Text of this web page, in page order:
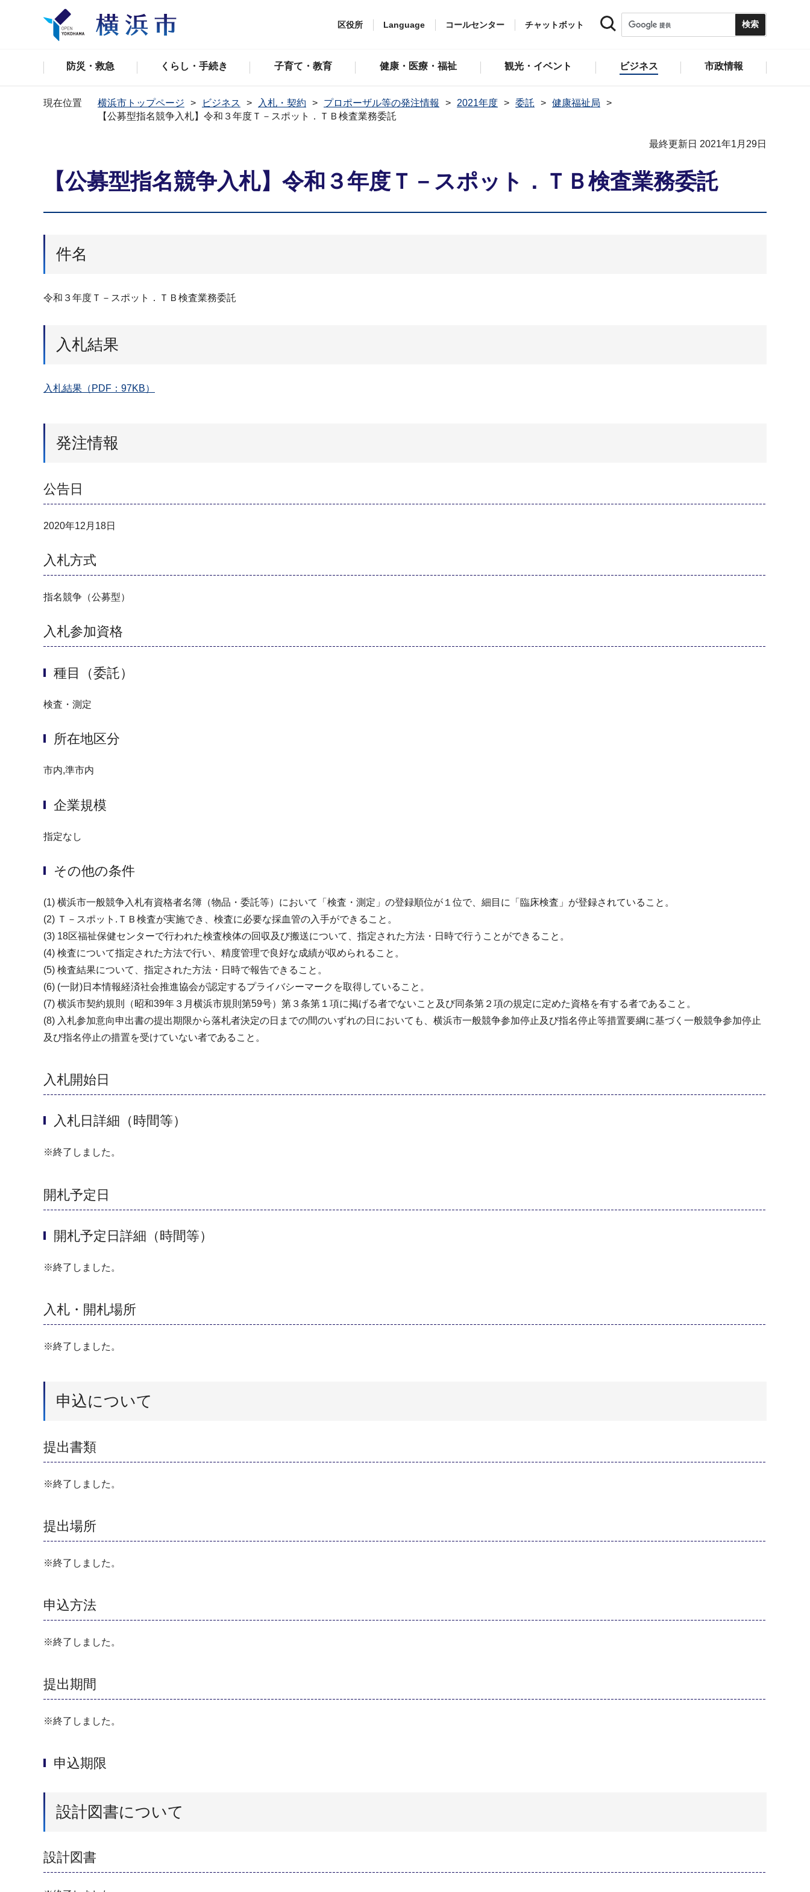
区役所 Language コールセンター チャットボット
防災・救急 くらし・手続き 子育て・教育 健康・医療・福祉 観光・イベント ビジネス 市政情報
現在位置 横浜市トップページ ビジネス 入札・契約 プロポーザル等の発注情報 2021年度 委託
健康福祉局
【公募型指名競争入札】令和３年度Ｔ－スポット．ＴＢ検査業務委託
最終更新日 2021年1月29日
【公募型指名競争入札】令和３年度Ｔ－スポット．ＴＢ検査業務委託
件名
令和３年度Ｔ－スポット．ＴＢ検査業務委託
入札結果
入札結果（PDF：97KB）
発注情報
公告日
2020年12月18日
入札方式
指名競争（公募型）
入札参加資格
種目（委託）
検査・測定
所在地区分
市内,準市内
企業規模
指定なし
その他の条件
(1) 横浜市一般競争入札有資格者名簿（物品・委託等）において「検査・測定」の登録順位が１位で、細目に「臨床検査」が登録されていること。
(2) Ｔ－スポット.ＴＢ検査が実施でき、検査に必要な採血管の入手ができること。
(3) 18区福祉保健センターで行われた検査検体の回収及び搬送について、指定された方法・日時で行うことができること。
(4) 検査について指定された方法で行い、精度管理で良好な成績が収められること。
(5) 検査結果について、指定された方法・日時で報告できること。
(6) (一財)日本情報経済社会推進協会が認定するプライバシーマークを取得していること。
(7) 横浜市契約規則（昭和39年３月横浜市規則第59号）第３条第１項に掲げる者でないこと及び同条第２項の規定に定めた資格を有する者であること。
(8) 入札参加意向申出書の提出期限から落札者決定の日までの間のいずれの日においても、横浜市一般競争参加停止及び指名停止等措置要綱に基づく一般競争参加停止
及び指名停止の措置を受けていない者であること。
入札開始日
入札日詳細（時間等）
※終了しました。
開札予定日
開札予定日詳細（時間等）
※終了しました。
入札・開札場所
※終了しました。
申込について
提出書類
※終了しました。
提出場所
※終了しました。
申込方法
※終了しました。
提出期間
※終了しました。
申込期限
設計図書について
設計図書